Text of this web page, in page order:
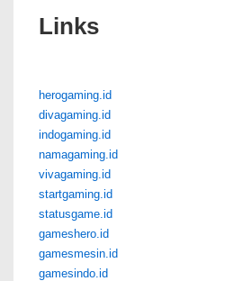
Links
herogaming.id
divagaming.id
indogaming.id
namagaming.id
vivagaming.id
startgaming.id
statusgame.id
gameshero.id
gamesmesin.id
gamesindo.id